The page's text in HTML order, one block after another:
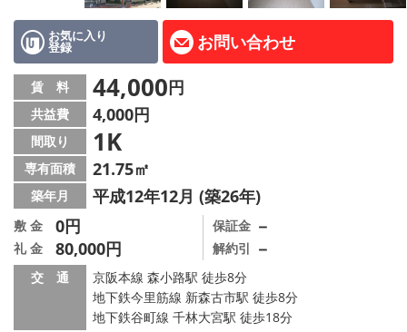
会社概要
メールでお問い合わせ
お気に入り
登録 お問い合わせ
賃 料 44,000円
共益費 4,000円
間取り 1K
専有面積 21.75㎡
築年月 平成12年12月 (築26年)
敷 金 0円
礼 金 80,000円
保証金 －
解約引 －
交 通
京阪本線 森小路駅 徒歩8分
地下鉄今里筋線 新森古市駅 徒歩8分
地下鉄谷町線 千林大宮駅 徒歩18分